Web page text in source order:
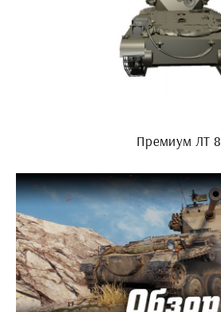
Премиум ЛТ 8